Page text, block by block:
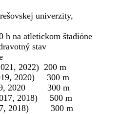
univerzity,
h na atletickom štadióne
stav
2022) 200 m
2020) 300 m
2020 300 m
2018) 500 m
2018) 300 m